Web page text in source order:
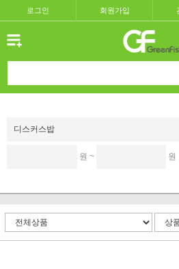
로그인 회원가입
원 ~ 원